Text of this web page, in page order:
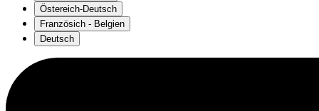
Östereich-Deutsch
Französich - Belgien
Deutsch